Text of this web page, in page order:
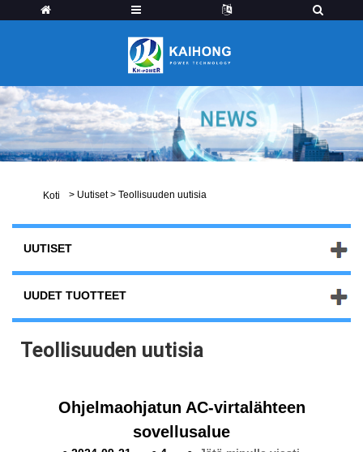
Koti > Uutiset > Teollisuuden uutisia
UUTISET
UUDET TUOTTEET
Teollisuuden uutisia
Ohjelmaohjatun AC-virtalähteen
sovellusalue